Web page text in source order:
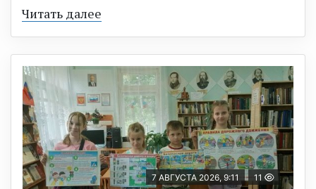
Читать далее
7 АВГУСТА 2026, 9:11 11